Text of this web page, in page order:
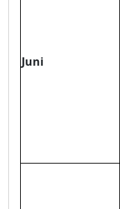
Juni